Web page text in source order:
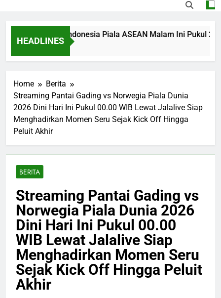
HEADLINES
vs Indonesia Piala ASEAN Malam Ini Pukul 20.00
Home
Berita
Streaming Pantai Gading vs Norwegia Piala Dunia
2026 Dini Hari Ini Pukul 00.00 WIB Lewat Jalalive Siap
Menghadirkan Momen Seru Sejak Kick Off Hingga
Peluit Akhir
BERITA
Streaming Pantai Gading vs
Norwegia Piala Dunia 2026
Dini Hari Ini Pukul 00.00
WIB Lewat Jalalive Siap
Menghadirkan Momen Seru
Sejak Kick Off Hingga Peluit
Akhir